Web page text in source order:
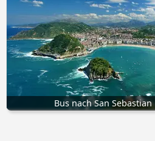
Bus nach San Sebastian